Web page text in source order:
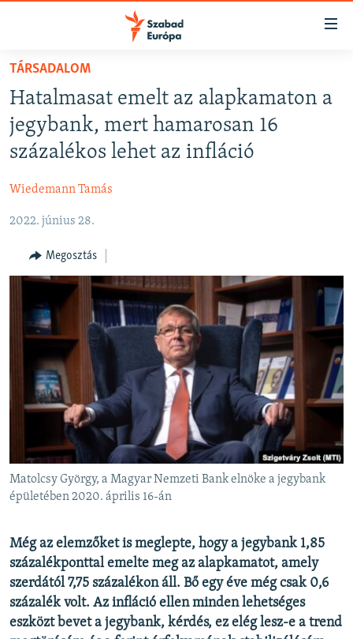
Akadálymentes
Ugrás
fő
oldalra
Ugrás
tartalomjegyzékre
NAPIRENDEN
AKTUÁLIS
PODCASTOK
ELEMZŐ
NER15
SZABADON
TÁRSADALOM
DEMOKRÁCIA
A PÉNZ NYOMÁBAN
EURÓPAI UNIÓ
VILÁG
KLÍMAVÁLTOZÁS
A MÚLT TANULSÁGAI
KÖVESSEN MINKET!
Valamennyi RFE/RL weboldal
TÁRSADALOM
Hatalmasat emelt az alapkamaton a
jegybank, mert hamarosan 16
százalékos lehet az infláció
Wiedemann Tamás
2022. június 28.
Megosztás
Matolcsy György, a Magyar Nemzeti Bank elnöke a jegybank
épületében 2020. április 16-án
Még az elemzőket is meglepte, hogy a jegybank 1,85
százalékponttal emelte meg az alapkamatot, amely
szerdától 7,75 százalékon áll. Bő egy éve még csak 0,6
százalék volt. Az infláció ellen minden lehetséges
eszközt bevet a jegybank, kérdés, ez elég lesz-e a trend
FELIRATKOZÁS